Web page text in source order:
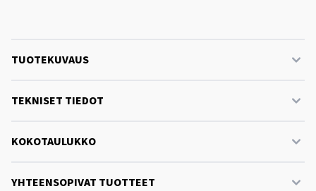
TUOTEKUVAUS
TEKNISET TIEDOT
KOKOTAULUKKO
YHTEENSOPIVAT TUOTTEET